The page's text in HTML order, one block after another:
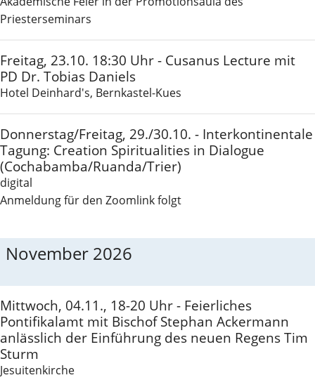
Priesterseminars
Freitag, 23.10. 18:30 Uhr - Cusanus Lecture mit
PD Dr. Tobias Daniels
Hotel Deinhard's, Bernkastel-Kues
Donnerstag/Freitag, 29./30.10. - Interkontinentale
Tagung: Creation Spiritualities in Dialogue
(Cochabamba/Ruanda/Trier)
digital
Anmeldung für den Zoomlink folgt
November 2026
Mittwoch, 04.11., 18-20 Uhr - Feierliches
Pontifikalamt mit Bischof Stephan Ackermann
anlässlich der Einführung des neuen Regens Tim
Sturm
Jesuitenkirche